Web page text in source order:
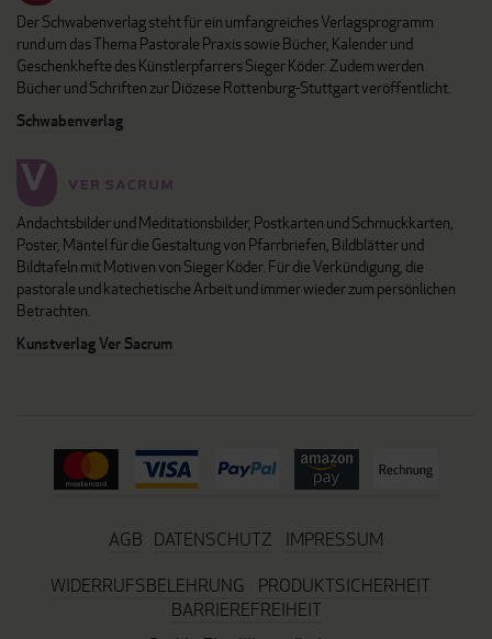
Der Schwabenverlag steht für ein umfangreiches Verlagsprogramm
rund um das Thema Pastorale Praxis sowie Bücher, Kalender und
Geschenkhefte des Künstlerpfarrers Sieger Köder. Zudem werden
Bücher und Schriften zur Diözese Rottenburg-Stuttgart veröffentlicht.
Schwabenverlag
Andachtsbilder und Meditationsbilder, Postkarten und Schmuckkarten,
Poster, Mäntel für die Gestaltung von Pfarrbriefen, Bildblätter und
Bildtafeln mit Motiven von Sieger Köder. Für die Verkündigung, die
pastorale und katechetische Arbeit und immer wieder zum persönlichen
Betrachten.
Kunstverlag Ver Sacrum
AGB DATENSCHUTZ
IMPRESSUM
WIDERRUFSBELEHRUNG
PRODUKTSICHERHEIT
BARRIEREFREIHEIT